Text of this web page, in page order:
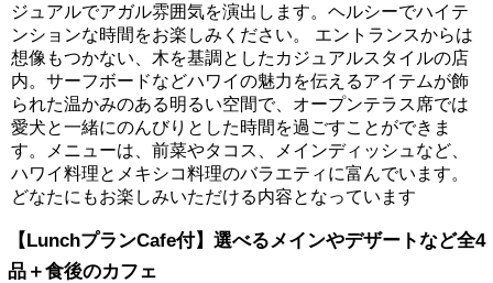
ジュアルでアガル雰囲気を演出します。ヘルシーでハイテ
ンションな時間をお楽しみください。 エントランスからは
想像もつかない、木を基調としたカジュアルスタイルの店
内。サーフボードなどハワイの魅力を伝えるアイテムが飾
られた温かみのある明るい空間で、オープンテラス席では
愛犬と一緒にのんびりとした時間を過ごすことができま
す。メニューは、前菜やタコス、メインディッシュなど、
ハワイ料理とメキシコ料理のバラエティに富んでいます。
どなたにもお楽しみいただける内容となっています
【LunchプランCafe付】選べるメインやデザートなど全4
品＋食後のカフェ